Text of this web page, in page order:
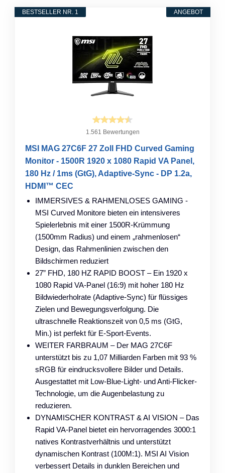
ANGEBOT
BESTSELLER NR. 1
1.561 Bewertungen
MSI MAG 27C6F 27 Zoll FHD Curved Gaming
Monitor - 1500R 1920 x 1080 Rapid VA Panel,
180 Hz / 1ms (GtG), Adaptive-Sync - DP 1.2a,
HDMI™ CEC
IMMERSIVES & RAHMENLOSES GAMING -
MSI Curved Monitore bieten ein intensiveres
Spielerlebnis mit einer 1500R-Krümmung
(1500mm Radius) und einem „rahmenlosen“
Design, das Rahmenlinien zwischen den
Bildschirmen reduziert
27” FHD, 180 HZ RAPID BOOST – Ein 1920 x
1080 Rapid VA-Panel (16:9) mit hoher 180 Hz
Bildwiederholrate (Adaptive-Sync) für flüssiges
Zielen und Bewegungsverfolgung. Die
ultraschnelle Reaktionszeit von 0,5 ms (GtG,
Min.) ist perfekt für E-Sport-Events.
WEITER FARBRAUM – Der MAG 27C6F
unterstützt bis zu 1,07 Milliarden Farben mit 93 %
sRGB für eindrucksvollere Bilder und Details.
Ausgestattet mit Low-Blue-Light- und Anti-Flicker-
Technologie, um die Augenbelastung zu
reduzieren.
DYNAMISCHER KONTRAST & AI VISION – Das
Rapid VA-Panel bietet ein hervorragendes 3000:1
natives Kontrastverhältnis und unterstützt
dynamischen Kontrast (100M:1). MSI AI Vision
verbessert Details in dunklen Bereichen und